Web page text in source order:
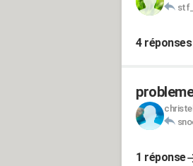
4 réponses
1 réponse